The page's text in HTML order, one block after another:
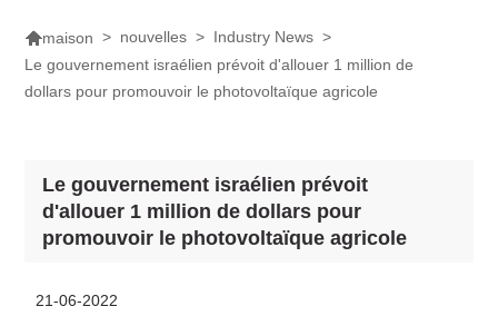
maison > nouvelles > Industry News >
Le gouvernement israélien prévoit d'allouer 1 million de
dollars pour promouvoir le photovoltaïque agricole
Le gouvernement israélien prévoit
d'allouer 1 million de dollars pour
promouvoir le photovoltaïque agricole
21-06-2022